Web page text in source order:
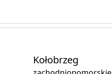
Kołobrzeg